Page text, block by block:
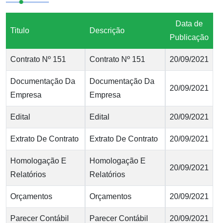
Titulo Descrição
Data de
Publicação
Contrato Nº 151 Contrato Nº 151 20/09/2021
Documentação Da
Empresa
Documentação Da
Empresa
20/09/2021
Edital Edital 20/09/2021
Extrato De Contrato Extrato De Contrato 20/09/2021
Homologação E
Relatórios
Homologação E
Relatórios
20/09/2021
Orçamentos Orçamentos 20/09/2021
Parecer Contábil Parecer Contábil 20/09/2021